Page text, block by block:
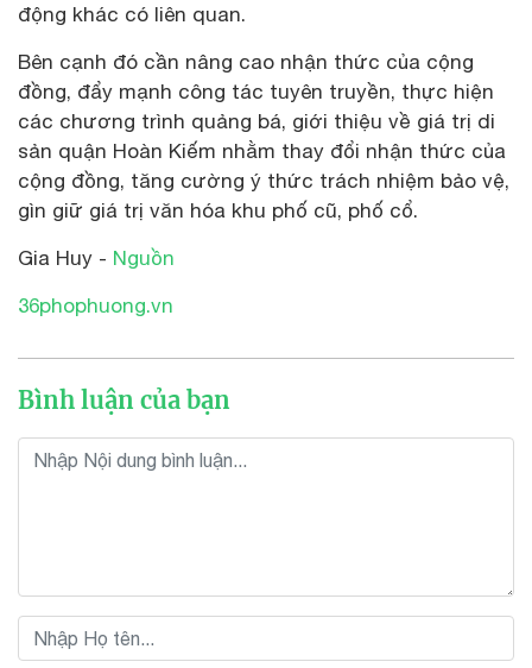
động khác có liên quan.
Bên cạnh đó cần nâng cao nhận thức của cộng
đồng, đẩy mạnh công tác tuyên truyền, thực hiện
các chương trình quảng bá, giới thiệu về giá trị di
sản quận Hoàn Kiếm nhằm thay đổi nhận thức của
cộng đồng, tăng cường ý thức trách nhiệm bảo vệ,
gìn giữ giá trị văn hóa khu phố cũ, phố cổ.
Gia Huy - Nguồn
36phophuong.vn
Bình luận của bạn